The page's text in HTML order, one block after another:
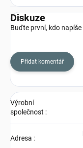
Diskuze
Buďte první, kdo
Přidat komentář
Výrobní
společnost :
Adresa :